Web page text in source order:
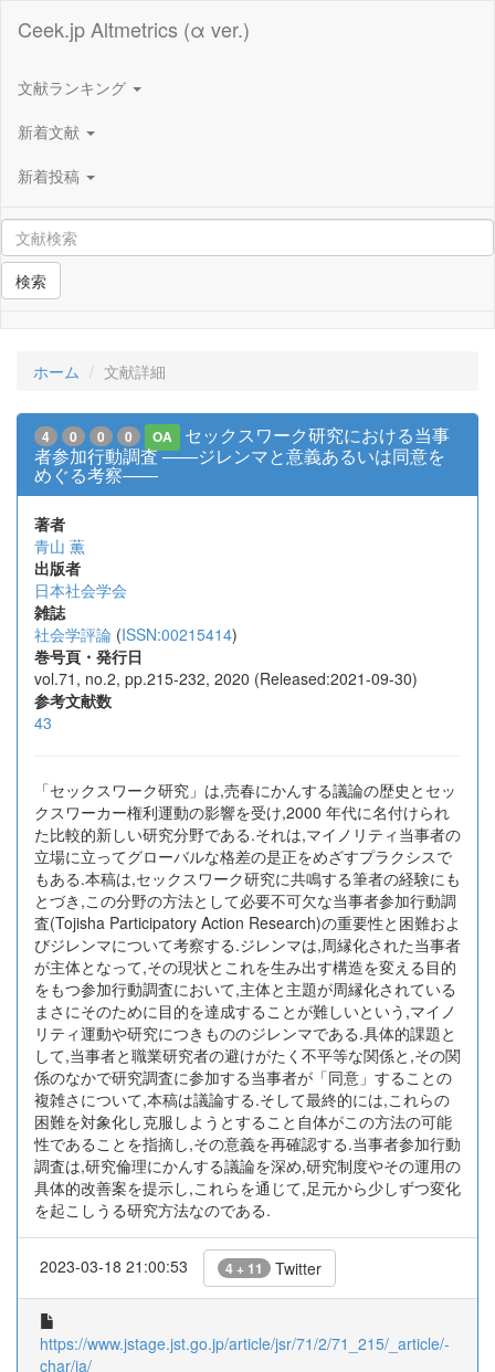
Ceek.jp Altmetrics (α ver.)
文献ランキング
新着文献
新着投稿
検索
ホーム 文献詳細
4 0 0 0 OA
セックスワーク研究における当事
者参加行動調査 ――ジレンマと意義あるいは同意を
めぐる考察――
著者
青山 薫
出版者
日本社会学会
雑誌
社会学評論 (ISSN:00215414)
巻号頁・発行日
vol.71, no.2, pp.215-232, 2020 (Released:2021-09-30)
参考文献数
43
「セックスワーク研究」は,売春にかんする議論の歴史とセッ
クスワーカー権利運動の影響を受け,2000 年代に名付けられ
た比較的新しい研究分野である.それは,マイノリティ当事者の
立場に立ってグローバルな格差の是正をめざすプラクシスで
もある.本稿は,セックスワーク研究に共鳴する筆者の経験にも
とづき,この分野の方法として必要不可欠な当事者参加行動調
査(Tojisha Participatory Action Research)の重要性と困難およ
びジレンマについて考察する.ジレンマは,周縁化された当事者
が主体となって,その現状とこれを生み出す構造を変える目的
をもつ参加行動調査において,主体と主題が周縁化されている
まさにそのために目的を達成することが難しいという,マイノ
リティ運動や研究につきもののジレンマである.具体的課題と
して,当事者と職業研究者の避けがたく不平等な関係と,その関
係のなかで研究調査に参加する当事者が「同意」することの
複雑さについて,本稿は議論する.そして最終的には,これらの
困難を対象化し克服しようとすること自体がこの方法の可能
性であることを指摘し,その意義を再確認する.当事者参加行動
調査は,研究倫理にかんする議論を深め,研究制度やその運用の
具体的改善案を提示し,これらを通じて,足元から少しずつ変化
を起こしうる研究方法なのである.
2023-03-18 21:00:53 4 + 11 Twitter
https://www.jstage.jst.go.jp/article/jsr/71/2/71_215/_article/-
char/ja/